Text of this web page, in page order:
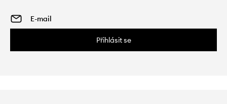
Přihlásit se